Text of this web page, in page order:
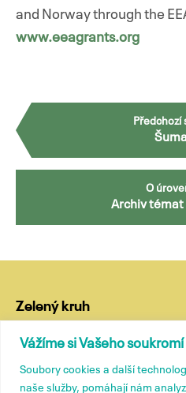
Vážíme si Vašeho soukromí
Soubory cookies a další
naše služby, pomáhají nám
and Norway through the
www.eeagrants.org
Předchozí
O
Archiv témat
Zelený kruh
120 00 Praha 2
tel.: (+420) 799 572 435